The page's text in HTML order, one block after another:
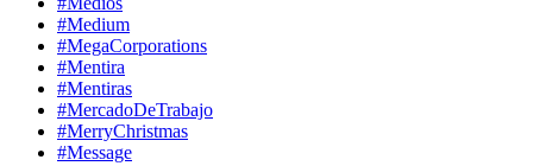
#Medium
#MegaCorporations
#Mentira
#Mentiras
#MercadoDeTrabajo
#MerryChristmas
#Message